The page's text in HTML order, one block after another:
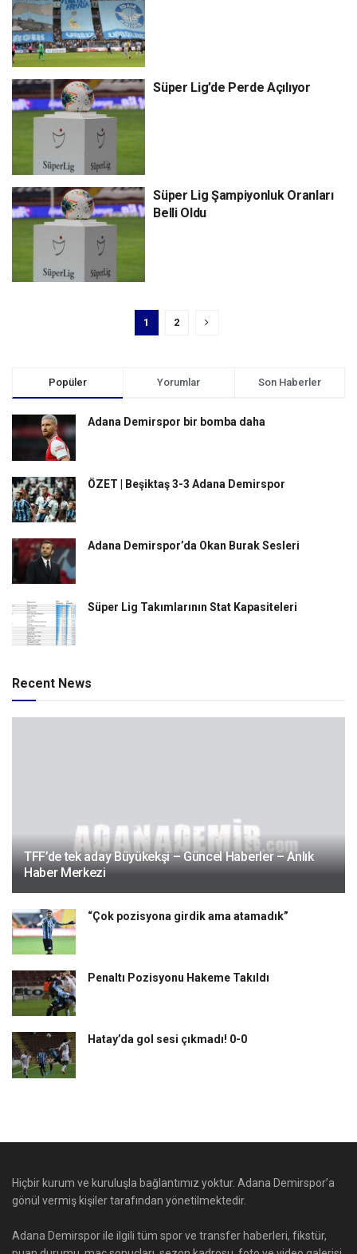
Süper Lig’de Perde Açılıyor
Süper Lig Şampiyonluk Oranları
Belli Oldu
1 2
Popüler Yorumlar Son Haberler
Adana Demirspor bir bomba daha
ÖZET | Beşiktaş 3-3 Adana Demirspor
Adana Demirspor’da Okan Burak Sesleri
Süper Lig Takımlarının Stat Kapasiteleri
Recent News
TFF’de tek aday Büyükekşi – Güncel Haberler – Anlık
Haber Merkezi
“Çok pozisyona girdik ama atamadık”
Penaltı Pozisyonu Hakeme Takıldı
Hatay’da gol sesi çıkmadı! 0-0
Hiçbir kurum ve kuruluşla bağlantımız yoktur. Adana Demirspor’a
gönül vermiş kişiler tarafından yönetilmektedir.
Adana Demirspor ile ilgili tüm spor ve transfer haberleri, fikstür,